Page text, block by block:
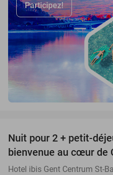
Participez!
Nuit pour 2 + petit-
bienvenue au cœur de
Hotel ibis Gent Centrum St-